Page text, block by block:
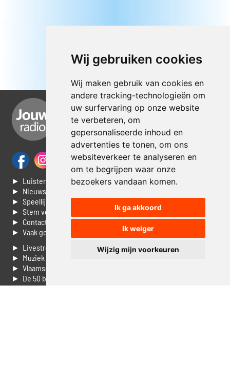
Wij gebruiken cookies
Wij maken gebruik van cookies en
andere tracking-technologieën om
uw surfervaring op onze website
te verbeteren, om
gepersonaliseerde inhoud en
advertenties te tonen, om ons
websiteverkeer te analyseren en
om te begrijpen waar onze
bezoekers vandaan komen.
Ik ga akkoord
Ik weiger
Wijzig mijn voorkeuren
► Luisteren naar Jouwradio
► Nieuws
► Speellijst
► Stem voor de Dag top 3
► Contacteer ons
► Vaak gestelde vragen
► Livestream informatie
► Muziek opzoeken
► Vlaamse 100 Aller tijden
► De 50 beste van...
► Adverteren op Jouwradio